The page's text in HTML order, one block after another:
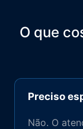
O que
Preciso
Não. O